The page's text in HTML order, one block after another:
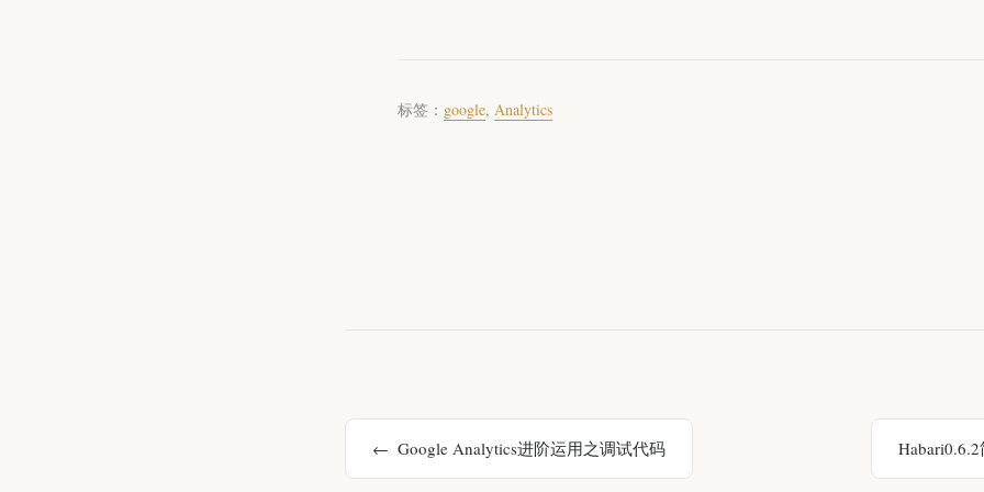
标签： google, Analytics
Google Analytics进阶运用之调试代码